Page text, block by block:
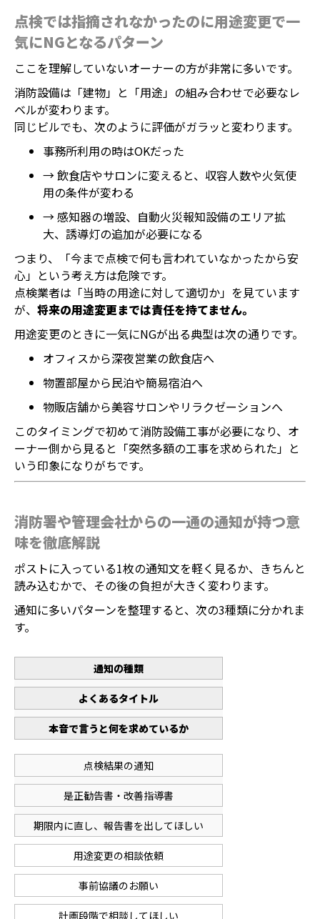
点検では指摘されなかったのに用途変更で一
気にNGとなるパターン
ここを理解していないオーナーの方が非常に多いです。
消防設備は「建物」と「用途」の組み合わせで必要なレ
ベルが変わります。
同じビルでも、次のように評価がガラッと変わります。
事務所利用の時はOKだった
→ 飲食店やサロンに変えると、収容人数や火気使
用の条件が変わる
→ 感知器の増設、自動火災報知設備のエリア拡
大、誘導灯の追加が必要になる
つまり、「今まで点検で何も言われていなかったから安
心」という考え方は危険です。
点検業者は「当時の用途に対して適切か」を見ています
が、 将来の用途変更までは責任を持てません。
用途変更のときに一気にNGが出る典型は次の通りです。
オフィスから深夜営業の飲食店へ
物置部屋から民泊や簡易宿泊へ
物販店舗から美容サロンやリラクゼーションへ
このタイミングで初めて消防設備工事が必要になり、オ
ーナー側から見ると「突然多額の工事を求められた」と
いう印象になりがちです。
消防署や管理会社からの一通の通知が持つ意
味を徹底解説
ポストに入っている1枚の通知文を軽く見るか、きちんと
読み込むかで、その後の負担が大きく変わります。
通知に多いパターンを整理すると、次の3種類に分かれま
す。
通知の種類
よくあるタイトル
本音で言うと何を求めているか
点検結果の通知
是正勧告書・改善指導書
期限内に直し、報告書を出してほしい
用途変更の相談依頼
事前協議のお願い
計画段階で相談してほしい